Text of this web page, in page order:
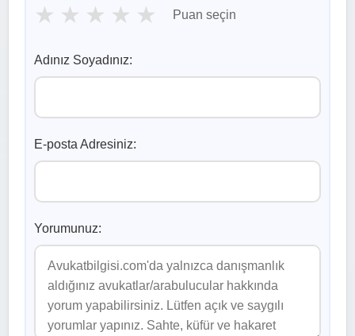
★ ★ ★ ★ ★ Puan seçin
Adınız Soyadınız:
E-posta Adresiniz:
Yorumunuz: